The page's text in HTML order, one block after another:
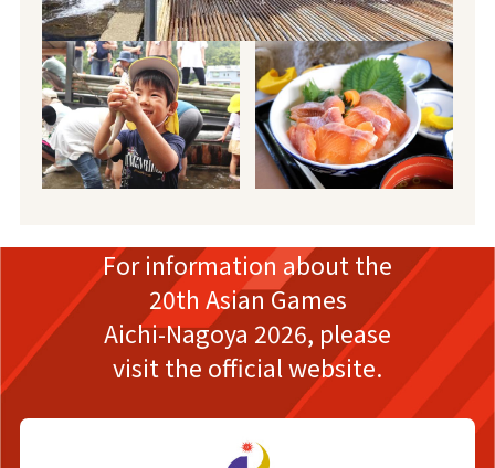
For information about the
20th Asian Games
Aichi-Nagoya 2026, please
visit the official website.